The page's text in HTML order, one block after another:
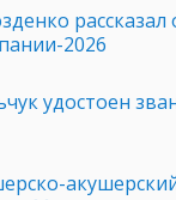
рассказал
2026
удостоен